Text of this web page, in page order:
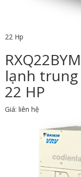
22 Hp
lạnh trung
22 HP
Giá: liên hệ